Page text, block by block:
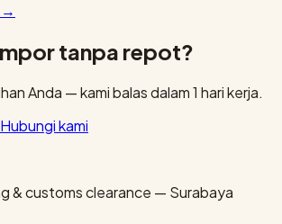
→
tanpa repot?
Anda — kami balas dalam 1 hari kerja.
Hubungi kami
& customs clearance — Surabaya